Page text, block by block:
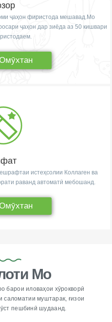
ҷаҳон фиристода мешавад.Мо
ҷаҳон дар зиёда аз 50 кишвари
истеҳсолии Коллаген ва
раванд автоматӣ мебошанд.
Мо
барои иловаҳои хӯрокворӣ
саломатии муштарак, ғизои
пешбинӣ шудаанд.